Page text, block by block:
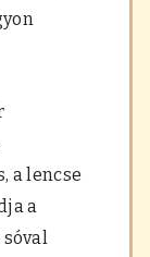
a lencse
a